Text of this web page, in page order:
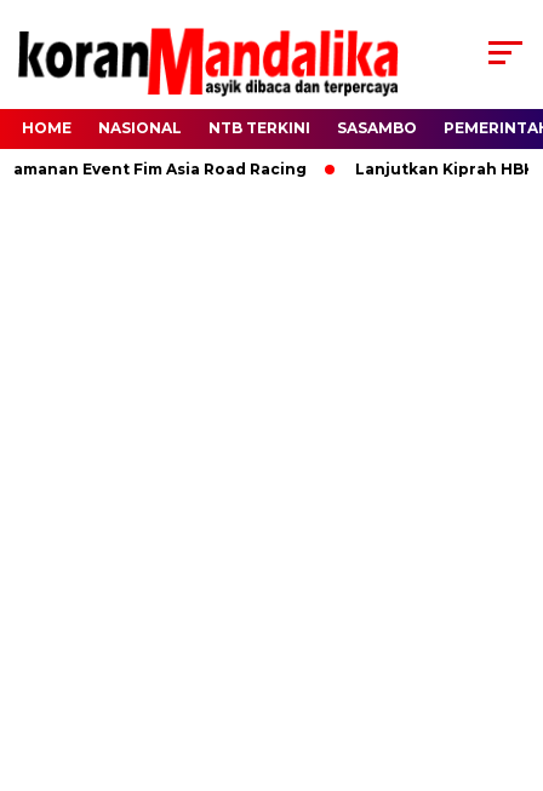
HOME NASIONAL NTB TERKINI SASAMBO
Event Fim Asia Road Racing Lanjutkan Kiprah HBK,